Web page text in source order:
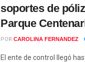
soportes de
Parque
POR CAROLINA FERNANDEZ
El ente de control llegó